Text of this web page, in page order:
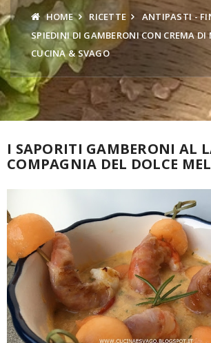
HOME RICETTE
ANTIPASTI -
SPIEDINI DI GAMBERONI CON CREMA DI
CUCINA & SVAGO
I SAPORITI GAMBERONI AL
COMPAGNIA DEL DOLCE